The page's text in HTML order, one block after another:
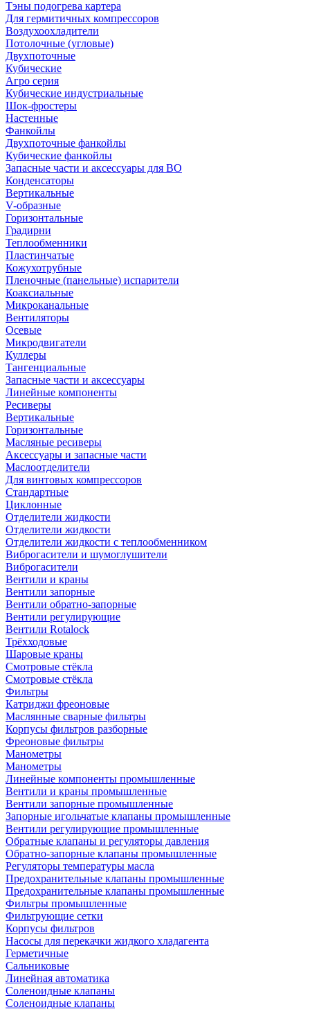
Тэны подогрева картера
Для гермитичных компрессоров
Воздухоохладители
Потолочные (угловые)
Двухпоточные
Кубические
Агро серия
Кубические индустриальные
Шок-фростеры
Настенные
Фанкойлы
Двухпоточные фанкойлы
Кубические фанкойлы
Запасные части и аксессуары для ВО
Конденсаторы
Вертикальные
V-образные
Горизонтальные
Градирни
Теплообменники
Пластинчатые
Кожухотрубные
Пленочные (панельные) испарители
Коаксиальные
Микроканальные
Вентиляторы
Осевые
Микродвигатели
Куллеры
Тангенциальные
Запасные части и аксессуары
Линейные компоненты
Ресиверы
Вертикальные
Горизонтальные
Масляные ресиверы
Аксессуары и запасные части
Маслоотделители
Для винтовых компрессоров
Стандартные
Циклонные
Отделители жидкости
Отделители жидкости
Отделители жидкости с теплообменником
Виброгасители и шумоглушители
Виброгасители
Вентили и краны
Вентили запорные
Вентили обратно-запорные
Вентили регулирующие
Вентили Rotalock
Трёхходовые
Шаровые краны
Смотровые стёкла
Смотровые стёкла
Фильтры
Катриджи фреоновые
Маслянные сварные фильтры
Корпусы фильтров разборные
Фреоновые фильтры
Манометры
Манометры
Линейные компоненты промышленные
Вентили и краны промышленные
Вентили запорные промышленные
Запорные игольчатые клапаны промышленные
Вентили регулирующие промышленные
Обратные клапаны и регуляторы давления
Обратно-запорные клапаны промышленные
Регуляторы температуры масла
Предохранительные клапаны промышленные
Предохранительные клапаны промышленные
Фильтры промышленные
Фильтрующие сетки
Корпусы фильтров
Насосы для перекачки жидкого хладагента
Герметичные
Сальниковые
Линейная автоматика
Соленоидные клапаны
Соленоидные клапаны